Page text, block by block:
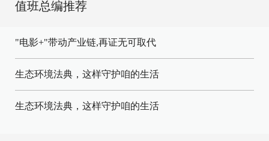
值班总编推荐
"电影+"带动产业链,再证无可取代
生态环境法典，这样守护咱的生活
生态环境法典，这样守护咱的生活